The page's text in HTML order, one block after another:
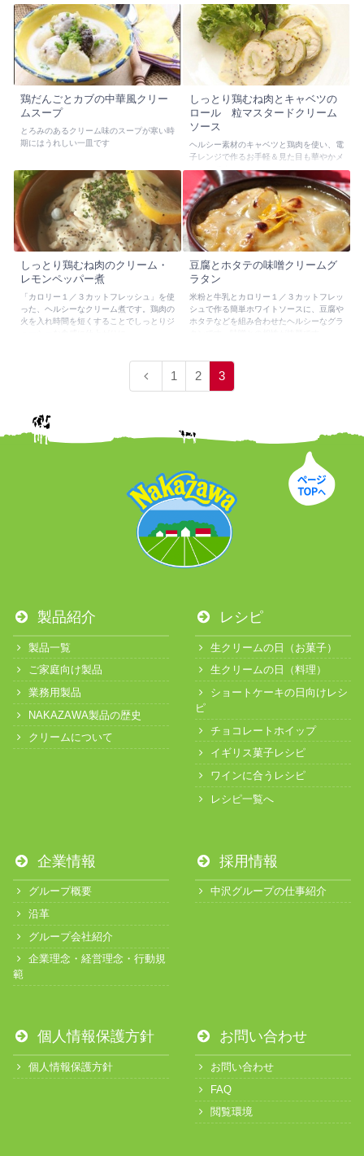
鶏だんごとカブの中華風クリー
ムスープ
とろみのあるクリーム味のスープが寒い時
期にはうれしい一皿です
しっとり鶏むね肉とキャベツの
ロール 粒マスタードクリーム
ソース
ヘルシー素材のキャベツと鶏肉を使い、電
子レンジで作るお手軽＆見た目も華やかメ
ニューです。
しっとり鶏むね肉のクリーム・
レモンペッパー煮
「カロリー１／３カットフレッシュ」を使
った、ヘルシーなクリーム煮です。鶏肉の
火を入れ時間を短くすることでしっとりジ
豆腐とホタテの味噌クリームグ
ラタン
米粉と牛乳とカロリー１／３カットフレッ
シュで作る簡単ホワイトソースに、豆腐や
ホタテなどを組み合わせたヘルシーなグラ
1 2 3
製品紹介
製品一覧
ご家庭向け製品
業務用製品
NAKAZAWA製品の歴史
クリームについて
レシピ
生クリームの日（お菓子）
生クリームの日（料理）
ショートケーキの日向けレシ
ピ
チョコレートホイップ
イギリス菓子レシピ
ワインに合うレシピ
レシピ一覧へ
企業情報
グループ概要
沿革
グループ会社紹介
企業理念・経営理念・行動規
範
採用情報
中沢グループの仕事紹介
個人情報保護方針
個人情報保護方針
お問い合わせ
お問い合わせ
FAQ
閲覧環境